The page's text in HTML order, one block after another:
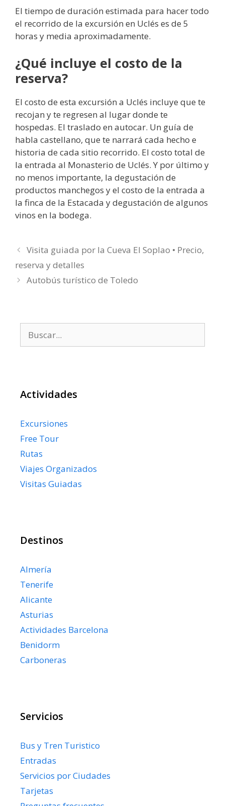
El tiempo de duración estimada para hacer todo
el recorrido de la excursión en Uclés es de 5
horas y media aproximadamente.
¿Qué incluye el costo de la
reserva?
El costo de esta excursión a Uclés incluye que te
recojan y te regresen al lugar donde te
hospedas. El traslado en autocar. Un guía de
habla castellano, que te narrará cada hecho e
historia de cada sitio recorrido. El costo total de
la entrada al Monasterio de Uclés. Y por último y
no menos importante, la degustación de
productos manchegos y el costo de la entrada a
la finca de la Estacada y degustación de algunos
vinos en la bodega.
Visita guiada por la Cueva El Soplao • Precio,
reserva y detalles
Autobús turístico de Toledo
Actividades
Excursiones
Free Tour
Rutas
Viajes Organizados
Visitas Guiadas
Destinos
Almería
Tenerife
Alicante
Asturias
Actividades Barcelona
Benidorm
Carboneras
Servicios
Bus y Tren Turistico
Entradas
Servicios por Ciudades
Tarjetas